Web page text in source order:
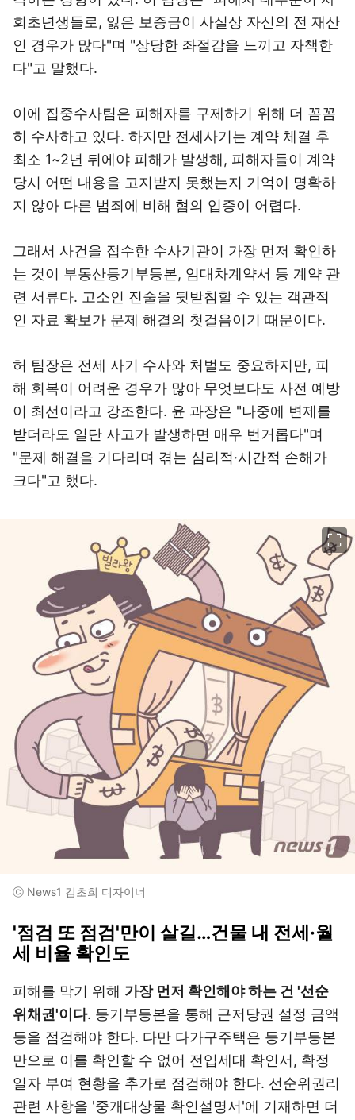
회초년생들로, 잃은 보증금이 사실상 자신의 전 재산
인 경우가 많다"며 "상당한 좌절감을 느끼고 자책한
다"고 말했다.
이에 집중수사팀은 피해자를 구제하기 위해 더 꼼꼼
히 수사하고 있다. 하지만 전세사기는 계약 체결 후
최소 1~2년 뒤에야 피해가 발생해, 피해자들이 계약
당시 어떤 내용을 고지받지 못했는지 기억이 명확하
지 않아 다른 범죄에 비해 혐의 입증이 어렵다.
그래서 사건을 접수한 수사기관이 가장 먼저 확인하
는 것이 부동산등기부등본, 임대차계약서 등 계약 관
련 서류다. 고소인 진술을 뒷받침할 수 있는 객관적
인 자료 확보가 문제 해결의 첫걸음이기 때문이다.
허 팀장은 전세 사기 수사와 처벌도 중요하지만, 피
해 회복이 어려운 경우가 많아 무엇보다도 사전 예방
이 최선이라고 강조한다. 윤 과장은 "나중에 변제를
받더라도 일단 사고가 발생하면 매우 번거롭다"며
"문제 해결을 기다리며 겪는 심리적·시간적 손해가
크다"고 했다.
ⓒ News1 김초희 디자이너
'점검 또 점검'만이 살길…건물 내 전세·월
세 비율 확인도
피해를 막기 위해 가장 먼저 확인해야 하는 건 '선순
위채권'이다. 등기부등본을 통해 근저당권 설정 금액
등을 점검해야 한다. 다만 다가구주택은 등기부등본
만으로 이를 확인할 수 없어 전입세대 확인서, 확정
일자 부여 현황을 추가로 점검해야 한다. 선순위권리
관련 사항을 '중개대상물 확인설명서'에 기재하면 더